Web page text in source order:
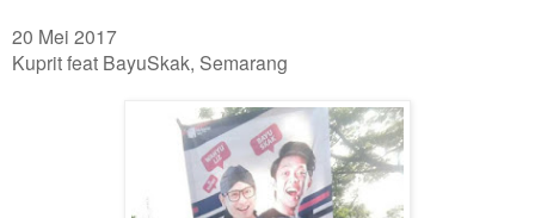
20 Mei 2017
Kuprit feat BayuSkak, Semarang